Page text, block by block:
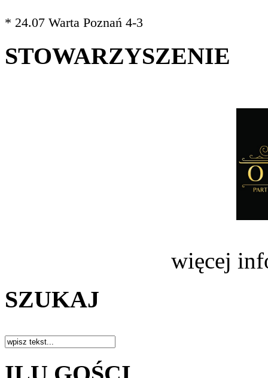
* 24.07 Warta Poznań 4-3
STOWARZYSZENIE
więcej
SZUKAJ